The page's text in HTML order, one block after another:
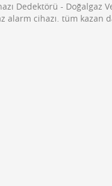
Dedektörü - Doğalgaz
alarm cihazı. tüm kazan